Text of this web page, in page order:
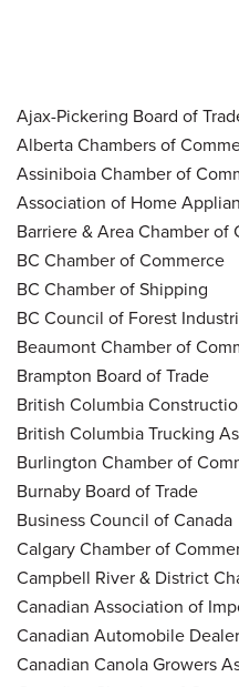
Ajax-Pickering Board of
Alberta Chambers of
Assiniboia Chamber of
Association of Home
Barriere & Area Chamber of
BC Chamber of Commerce
BC Chamber of Shipping
BC Council of Forest
Beaumont Chamber of
Brampton Board of Trade
British Columbia
British Columbia Trucking
Burlington Chamber of
Burnaby Board of Trade
Business Council of Canada
Calgary Chamber of
Campbell River & District
Canadian Association of
Canadian Automobile
Canadian Canola Growers